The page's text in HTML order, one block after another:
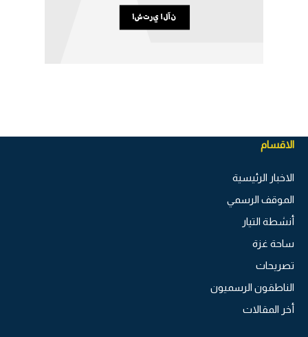
الاقسام
الاخبار الرئيسية
الموقف الرسمي
أنشطة التيار
ساحة غزة
تصريحات
الناطقون الرسميون
أخر المقالات